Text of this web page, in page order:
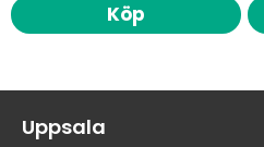
Köp
Uppsala